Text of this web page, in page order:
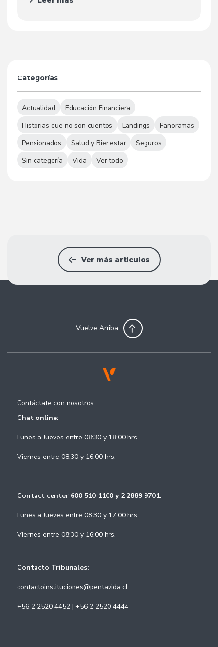
Categorías
Actualidad
Educación Financiera
Historias que no son cuentos
Landings
Panoramas
Pensionados
Salud y Bienestar
Seguros
Sin categoría
Vida Ver todo
Ver más artículos
Vuelve Arriba
Contáctate con nosotros
Chat online:
Lunes a Jueves entre 08:30 y 18:00 hrs.
Viernes entre 08:30 y 16:00 hrs.
Contact center 600 510 1100 y 2 2889 9701:
Lunes a Jueves entre 08:30 y 17:00 hrs.
Viernes entre 08:30 y 16:00 hrs.
Contacto Tribunales:
contactoinstituciones@pentavida.cl
+56 2 2520 4452 | +56 2 2520 4444